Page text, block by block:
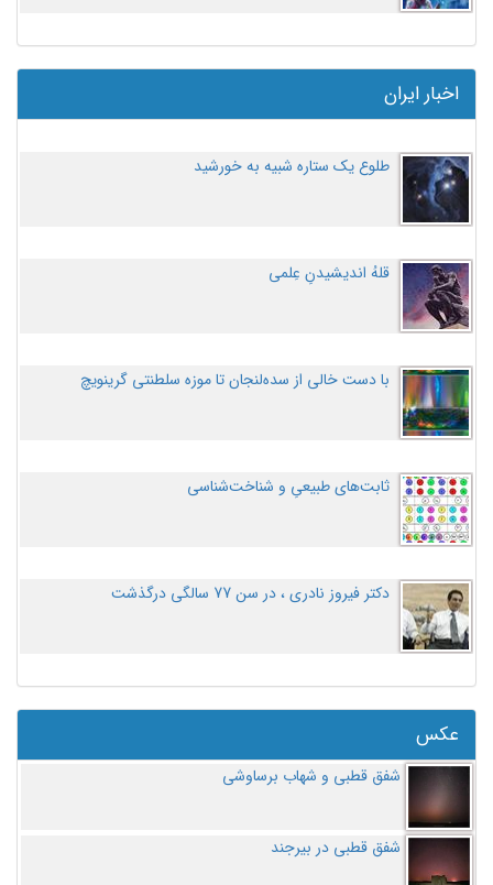
اخبار ایران
طلوع یک ستاره شبیه به خورشید
قلهُ اندیشیدنِ عِلمی
با دست خالی از سده‌لنجان تا موزه سلطنتی گرینویچ
ثابت‌های طبیعیِ و شناخت‌شناسی
دکتر فیروز نادری ، در سن 77 سالگی درگذشت
عکس
شفق قطبی و شهاب برساوشی
شفق قطبی در بیرجند